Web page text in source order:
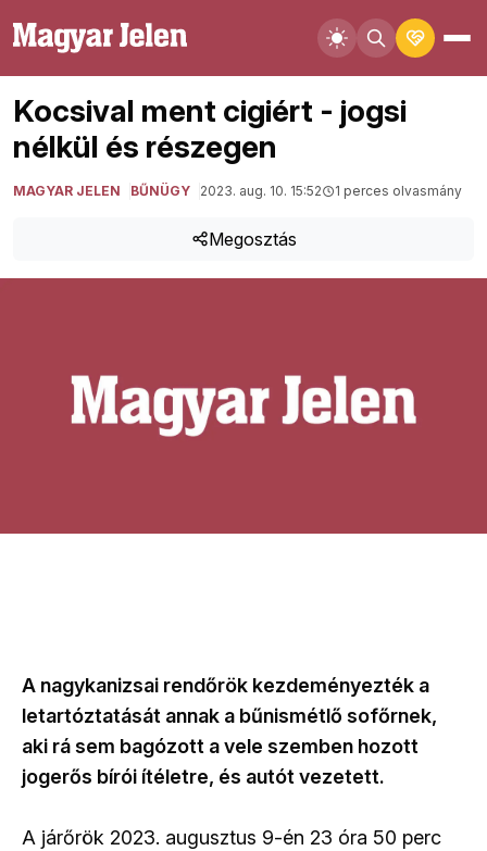
Kocsival ment cigiért - jogsi
nélkül és részegen
MAGYAR JELEN BŰNÜGY 2023. aug. 10. 15:52 1 perces olvasmány
Megosztás
A nagykanizsai rendőrök kezdeményezték a
letartóztatását annak a bűnismétlő sofőrnek,
aki rá sem bagózott a vele szemben hozott
jogerős bírói ítéletre, és autót vezetett.
A járőrök 2023. augusztus 9-én 23 óra 50 perc